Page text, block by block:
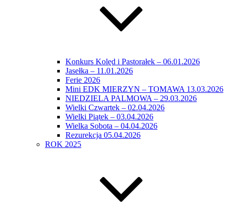
Konkurs Kolęd i Pastorałek – 06.01.2026
Jasełka – 11.01.2026
Ferie 2026
Mini EDK MIERZYN – TOMAWA 13.03.2026
NIEDZIELA PALMOWA – 29.03.2026
Wielki Czwartek – 02.04.2026
Wielki Piątek – 03.04.2026
Wielka Sobota – 04.04.2026
Rezurekcja 05.04.2026
ROK 2025